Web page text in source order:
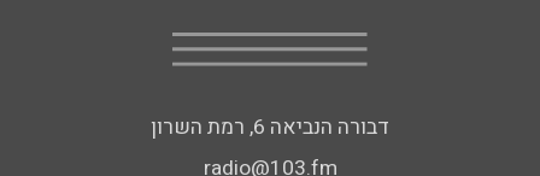
דבורה הנביאה 6, רמת השרון
radio@103.fm